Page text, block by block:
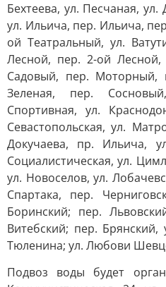
Бехтеева, ул. Песчаная,
ул. Ильича, пер. Ильича,
ой Театральный, ул.
Лесной, пер. 2-ой
Садовый, пер. Моторный,
Зеленая, пер.
Спортивная, ул.
Севастопольская, ул.
Докучаева, пр. Ильича,
Социалистическая, ул.
ул. Новоселов, ул.
Спартака, пер.
Боринский; пер.
Витебский; пер. Брянский,
Тюленина; ул. Любови
Подвоз воды будет